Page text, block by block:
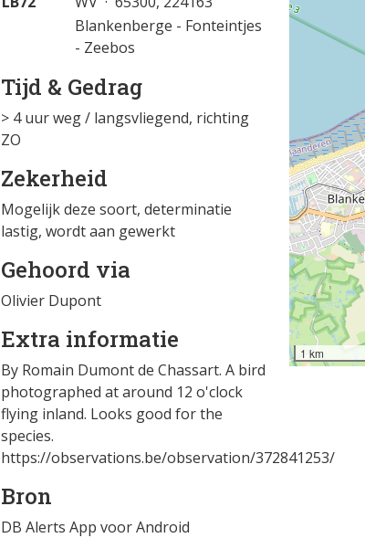
Blankenberge - Fonteintjes
- Zeebos
Tijd & Gedrag
> 4 uur weg / langsvliegend, richting
ZO
Zekerheid
Mogelijk deze soort, determinatie
lastig, wordt aan gewerkt
Gehoord via
Olivier Dupont
Extra informatie
By Romain Dumont de Chassart. A bird
photographed at around 12 o'clock
flying inland. Looks good for the
species.
https://observations.be/observation/372841253/
Bron
DB Alerts App voor Android
1 km